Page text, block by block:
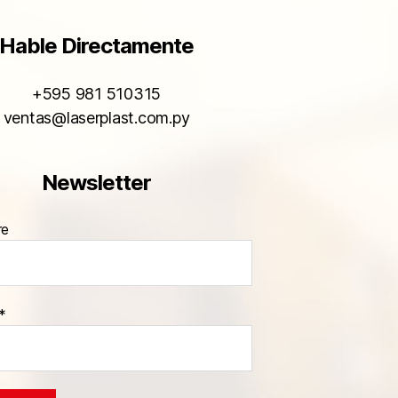
Directamente
+595 981 510315
ventas@laserplast.com.py
Newsletter